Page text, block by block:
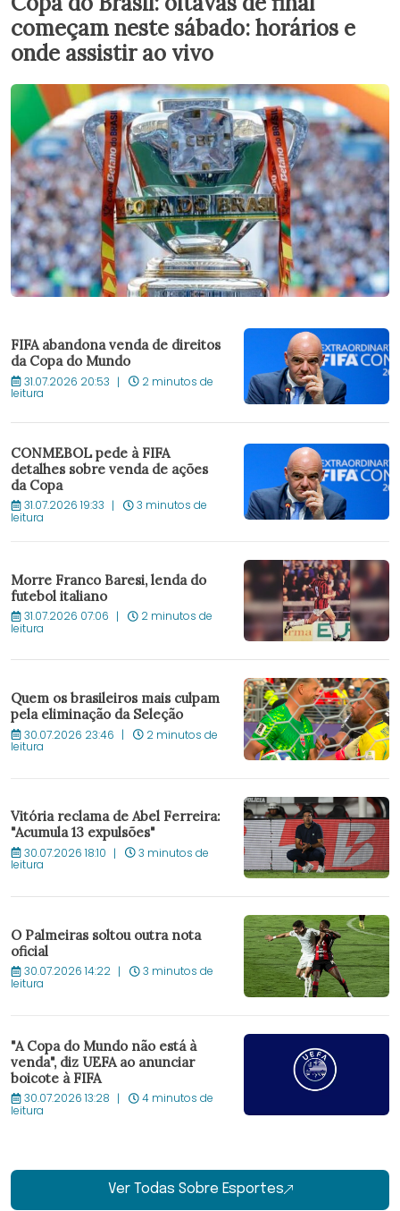
começam neste sábado: horários e
onde assistir ao vivo
FIFA abandona venda de direitos
da Copa do Mundo
31.07.2026 20:53 2 minutos de
leitura
CONMEBOL pede à FIFA
detalhes sobre venda de ações
da Copa
31.07.2026 19:33 3 minutos de
leitura
Morre Franco Baresi, lenda do
futebol italiano
31.07.2026 07:06 2 minutos de
leitura
Quem os brasileiros mais culpam
pela eliminação da Seleção
30.07.2026 23:46 2 minutos de
leitura
Vitória reclama de Abel Ferreira:
"Acumula 13 expulsões"
30.07.2026 18:10 3 minutos de
leitura
O Palmeiras soltou outra nota
oficial
30.07.2026 14:22 3 minutos de
leitura
"A Copa do Mundo não está à
venda", diz UEFA ao anunciar
boicote à FIFA
30.07.2026 13:28 4 minutos de
leitura
Ver Todas Sobre Esportes